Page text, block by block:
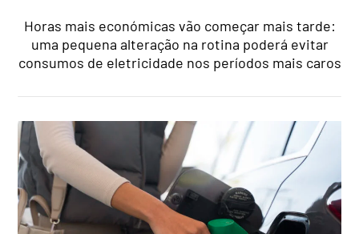
Horas mais económicas vão começar mais tarde:
uma pequena alteração na rotina poderá evitar
consumos de eletricidade nos períodos mais caros